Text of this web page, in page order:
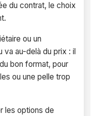
du contrat, le choix
ou un
va au-delà du prix : il
bon format, pour
ou une pelle trop
les options de